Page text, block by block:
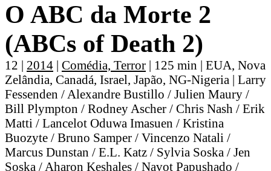
O ABC da Morte 2
(ABCs of Death 2)
12 | 2014 | Comédia, Terror | 125 min | EUA, Nova
Zelândia, Canadá, Israel, Japão, NG-Nigeria | Larry
Fessenden / Alexandre Bustillo / Julien Maury /
Bill Plympton / Rodney Ascher / Chris Nash / Erik
Matti / Lancelot Oduwa Imasuen / Kristina
Buozyte / Bruno Samper / Vincenzo Natali /
Marcus Dunstan / E.L. Katz / Sylvia Soska / Jen
Soska / Aharon Keshales / Navot Papushado /